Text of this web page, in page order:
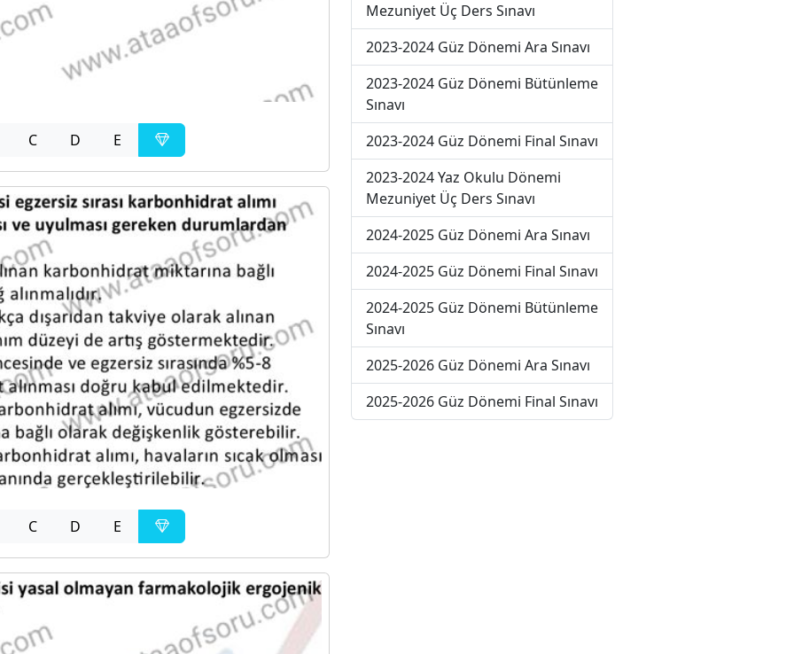
C D E
C D E
Mezuniyet Üç Ders Sınavı
2023-2024 Güz Dönemi Ara Sınavı
2023-2024 Güz Dönemi Bütünleme
Sınavı
2023-2024 Güz Dönemi Final Sınavı
2023-2024 Yaz Okulu Dönemi
Mezuniyet Üç Ders Sınavı
2024-2025 Güz Dönemi Ara Sınavı
2024-2025 Güz Dönemi Final Sınavı
2024-2025 Güz Dönemi Bütünleme
Sınavı
2025-2026 Güz Dönemi Ara Sınavı
2025-2026 Güz Dönemi Final Sınavı